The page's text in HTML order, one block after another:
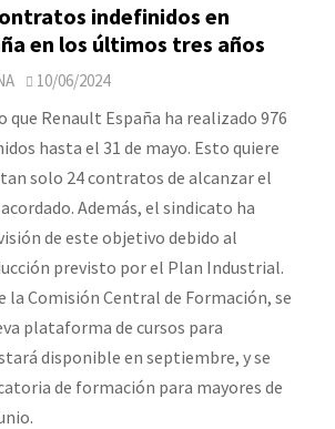
indefinidos en
en los últimos tres años
10/06/2024
que Renault España ha realizado 976
hasta el 31 de mayo. Esto quiere
solo 24 contratos de alcanzar el
Además, el sindicato ha
de este objetivo debido al
previsto por el Plan Industrial.
la Comisión Central de Formación, se
plataforma de cursos para
disponible en septiembre, y se
de formación para mayores de